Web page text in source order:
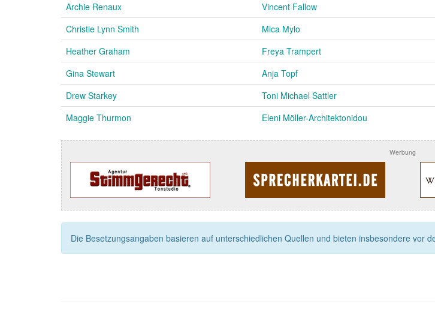
Archie Renaux
Vincent Fallow
Christie Lynn Smith
Mica Mylo
Heather Graham
Freya Trampert
Gina Stewart
Anja Topf
Drew Starkey
Toni Michael Sattler
Maggie Thurmon
Eleni Möller-Architektonidou
Werbung
Die Besetzungsangaben basieren auf unterschiedlichen Quellen und bieten insbesondere vor